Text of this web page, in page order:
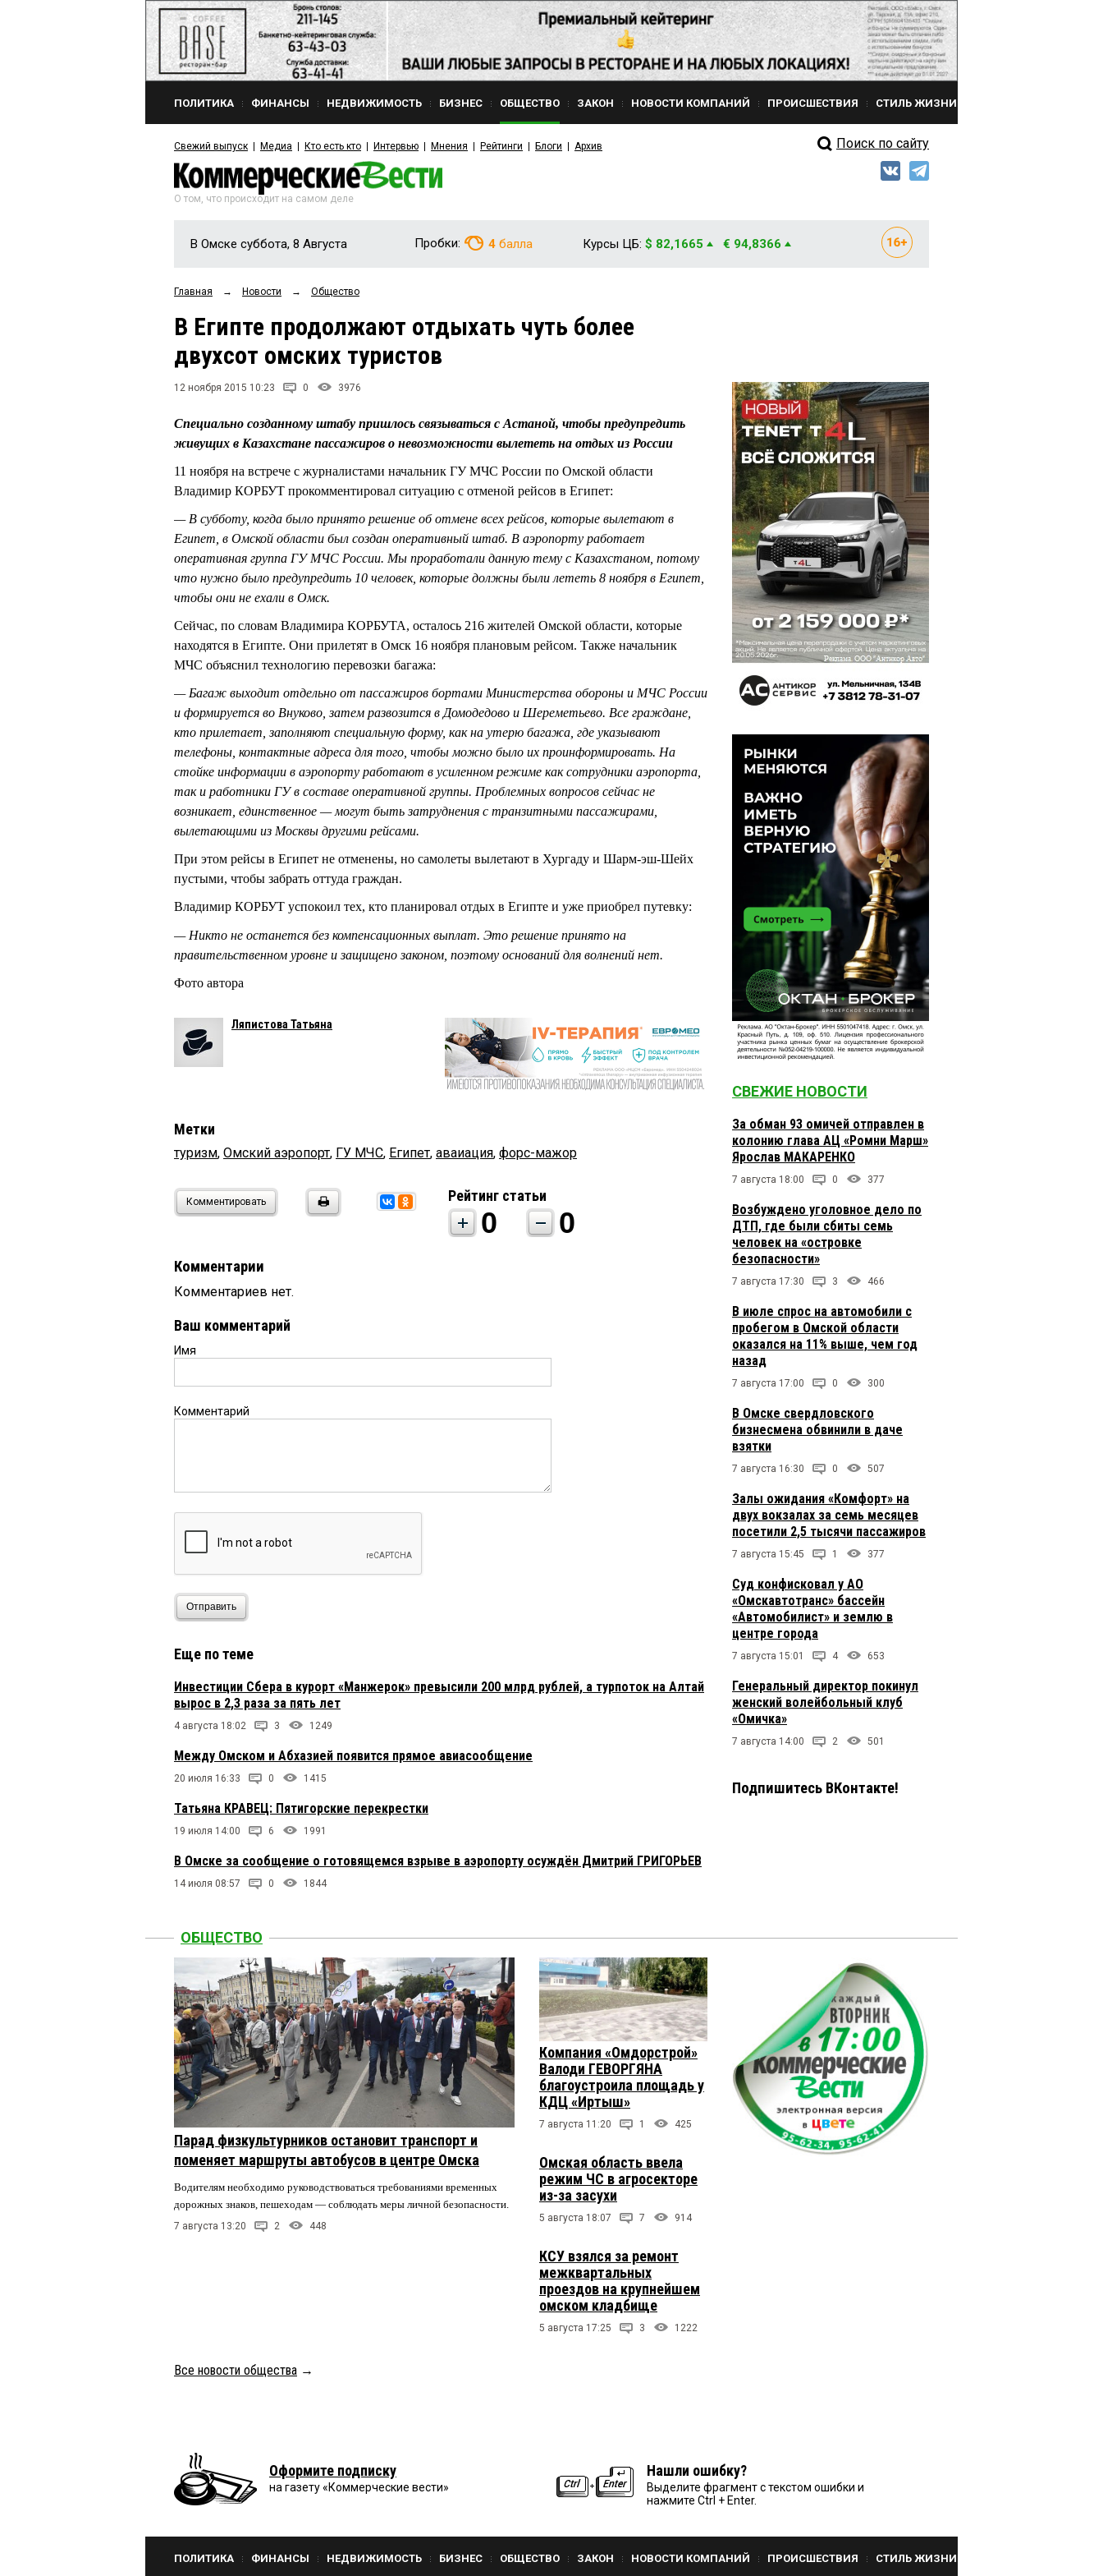
ПОЛИТИКА ФИНАНСЫ НЕДВИЖИМОСТЬ БИЗНЕС ОБЩЕСТВО ЗАКОН НОВОСТИ КОМПАНИЙ ПРОИСШЕСТВИЯ СТИЛЬ ЖИЗНИ
Свежий выпуск Медиа Кто есть кто Интервью Мнения Рейтинги Блоги Архив Поиск по сайту
О том, что происходит на самом деле
В Омске суббота, 8 Августа Пробки: 4 балла Курсы ЦБ: $ 82,1665 € 94,8366
Главная → Новости → Общество
В Египте продолжают отдыхать чуть более
двухсот омских туристов
12 ноября 2015 10:23 0 3976
Специально созданному штабу пришлось связываться с Астаной, чтобы предупредить
живущих в Казахстане пассажиров о невозможности вылететь на отдых из России
11 ноября на встрече с журналистами начальник ГУ МЧС России по Омской области
Владимир КОРБУТ прокомментировал ситуацию с отменой рейсов в Египет:
— В субботу, когда было принято решение об отмене всех рейсов, которые вылетают в
Египет, в Омской области был создан оперативный штаб. В аэропорту работает
оперативная группа ГУ МЧС России. Мы проработали данную тему с Казахстаном, потому
что нужно было предупредить 10 человек, которые должны были лететь 8 ноября в Египет,
чтобы они не ехали в Омск.
Сейчас, по словам Владимира КОРБУТА, осталось 216 жителей Омской области, которые
находятся в Египте. Они прилетят в Омск 16 ноября плановым рейсом. Также начальник
МЧС объяснил технологию перевозки багажа:
— Багаж выходит отдельно от пассажиров бортами Министерства обороны и МЧС России
и формируется во Внуково, затем развозится в Домодедово и Шереметьево. Все граждане,
кто прилетает, заполняют специальную форму, как на утерю багажа, где указывают
телефоны, контактные адреса для того, чтобы можно было их проинформировать. На
стойке информации в аэропорту работают в усиленном режиме как сотрудники аэропорта,
так и работники ГУ в составе оперативной группы. Проблемных вопросов сейчас не
возникает, единственное — могут быть затруднения с транзитными пассажирами,
вылетающими из Москвы другими рейсами.
При этом рейсы в Египет не отменены, но самолеты вылетают в Хургаду и Шарм-эш-Шейх
пустыми, чтобы забрать оттуда граждан.
Владимир КОРБУТ успокоил тех, кто планировал отдых в Египте и уже приобрел путевку:
— Никто не останется без компенсационных выплат. Это решение принято на
правительственном уровне и защищено законом, поэтому оснований для волнений нет.
Фото автора
Ляпистова Татьяна
Метки
туризм, Омский аэропорт, ГУ МЧС, Египет, аваиация, форс-мажор
Комментировать Рейтинг статьи
0 0
Комментарии
Комментариев нет.
Ваш комментарий
Имя
Комментарий
Отправить
Еще по теме
Инвестиции Сбера в курорт «Манжерок» превысили 200 млрд рублей, а турпоток на Алтай
вырос в 2,3 раза за пять лет
4 августа 18:02 3 1249
Между Омском и Абхазией появится прямое авиасообщение
20 июля 16:33 0 1415
Татьяна КРАВЕЦ: Пятигорские перекрестки
19 июля 14:00 6 1991
В Омске за сообщение о готовящемся взрыве в аэропорту осуждён Дмитрий ГРИГОРЬЕВ
14 июля 08:57 0 1844
СВЕЖИЕ НОВОСТИ
За обман 93 омичей отправлен в
колонию глава АЦ «Ромни Марш»
Ярослав МАКАРЕНКО
7 августа 18:00 0 377
Возбуждено уголовное дело по
ДТП, где были сбиты семь
человек на «островке
безопасности»
7 августа 17:30 3 466
В июле спрос на автомобили с
пробегом в Омской области
оказался на 11% выше, чем год
назад
7 августа 17:00 0 300
В Омске свердловского
бизнесмена обвинили в даче
взятки
7 августа 16:30 0 507
Залы ожидания «Комфорт» на
двух вокзалах за семь месяцев
посетили 2,5 тысячи пассажиров
7 августа 15:45 1 377
Суд конфисковал у АО
«Омскавтотранс» бассейн
«Автомобилист» и землю в
центре города
7 августа 15:01 4 653
Генеральный директор покинул
женский волейбольный клуб
«Омичка»
7 августа 14:00 2 501
Подпишитесь ВКонтакте!
ОБЩЕСТВО
Парад физкультурников остановит транспорт и
поменяет маршруты автобусов в центре Омска
Водителям необходимо руководствоваться требованиями временных
дорожных знаков, пешеходам — соблюдать меры личной безопасности.
7 августа 13:20 2 448
Компания «Омдорстрой»
Валоди ГЕВОРГЯНА
благоустроила площадь у
КДЦ «Иртыш»
7 августа 11:20 1 425
Омская область ввела
режим ЧС в агросекторе
из-за засухи
5 августа 18:07 7 914
КСУ взялся за ремонт
межквартальных
проездов на крупнейшем
омском кладбище
5 августа 17:25 3 1222
Все новости общества →
Оформите подписку
на газету «Коммерческие вести»
Нашли ошибку?
Выделите фрагмент с текстом ошибки и
нажмите Ctrl + Enter.
ПОЛИТИКА ФИНАНСЫ НЕДВИЖИМОСТЬ БИЗНЕС ОБЩЕСТВО ЗАКОН НОВОСТИ КОМПАНИЙ ПРОИСШЕСТВИЯ СТИЛЬ ЖИЗНИ